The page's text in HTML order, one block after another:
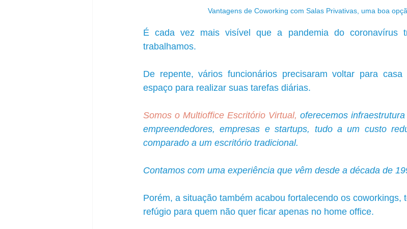
Vantagens de Coworking com Salas Privativas, uma boa
É cada vez mais visível que a pandemia do coronavírus
trabalhamos.
De repente, vários funcionários precisaram voltar para
espaço para realizar suas tarefas diárias.
Somos o Multioffice Escritório Virtual, oferecemos
empreendedores, empresas e startups, tudo a um custo
comparado a um escritório tradicional.
Contamos com uma experiência que vêm desde a década de
Porém, a situação também acabou fortalecendo os coworkings,
refúgio para quem não quer ficar apenas no home office.